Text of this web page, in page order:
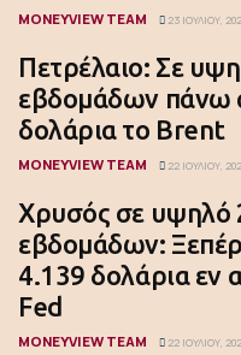
MONEYVIEW TEAM 23 ΙΟΥΛΊΟΥ,
Πετρέλαιο: Σε
εβδομάδων πάνω
δολάρια το Brent
MONEYVIEW TEAM 22 ΙΟΥΛΊΟΥ,
Χρυσός σε υψηλό
εβδομάδων:
4.139 δολάρια εν
Fed
MONEYVIEW TEAM 22 ΙΟΥΛΊΟΥ,